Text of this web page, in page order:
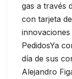
gas a través
con tarjeta
PedidosYa
día de sus
Alejandro